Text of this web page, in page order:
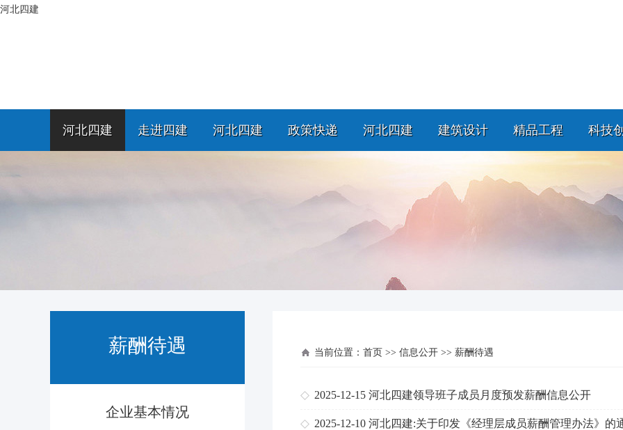
河北四建
河北四建 走进四建 河北四建 政策快递 河北四建 建筑设计 精品工程 科技
薪酬待遇
企业基本情况
当前位置： 首页 >> 信息公开 >> 薪酬待遇
2025-12-15 河北四建领导班子成员月度预发薪酬信息公开
2025-12-10 河北四建:关于印发《经理层成员薪酬管理办法》的